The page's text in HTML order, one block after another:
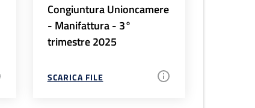
Congiuntura Unioncamere
- Manifattura - 3°
trimestre 2025
SCARICA FILE